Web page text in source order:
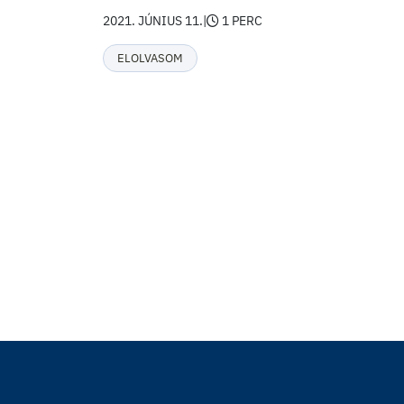
2021. JÚNIUS 11.| 1 PERC
ELOLVASOM